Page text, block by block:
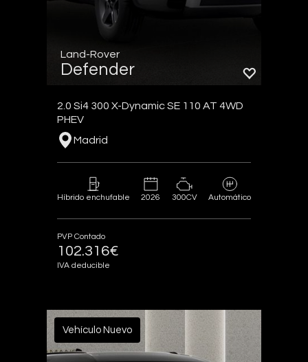
Land-Rover
Defender
2.0 Si4 300 X-Dynamic SE 110 AT 4WD
PHEV
Madrid
Híbrido enchufable 2026 300CV Automático
PVP Contado
102.316€
IVA deducible
Vehículo Nuevo